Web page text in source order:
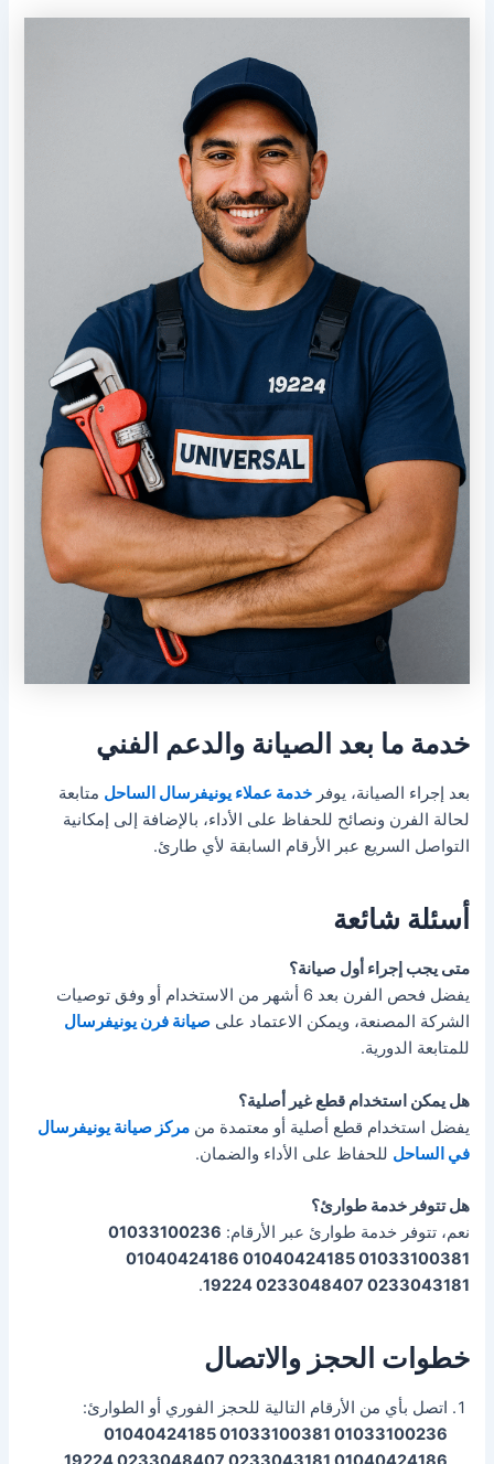
خدمة ما بعد الصيانة والدعم الفني
بعد إجراء الصيانة، يوفرخدمة عملاء يونيفرسال الساحل متابعة
لحالة الفرن ونصائح للحفاظ على الأداء، بالإضافة إلى إمكانية
التواصل السريع عبر الأرقام السابقة لأي طارئ.
أسئلة شائعة
متى يجب إجراء أول صيانة؟
يفضل فحص الفرن بعد 6 أشهر من الاستخدام أو وفق توصيات
الشركة المصنعة، ويمكن الاعتماد علىصيانة فرن يونيفرسال
للمتابعة الدورية.
هل يمكن استخدام قطع غير أصلية؟
يفضل استخدام قطع أصلية أو معتمدة منمركز صيانة يونيفرسال
في الساحل للحفاظ على الأداء والضمان.
هل تتوفر خدمة طوارئ؟
نعم، تتوفر خدمة طوارئ عبر الأرقام: 01033100236
01033100381 01040424185 01040424186
0233043181 0233048407 19224
.
خطوات الحجز والاتصال
اتصل بأي من الأرقام التالية للحجز الفوري أو الطوارئ:
01033100236 01033100381 01040424185